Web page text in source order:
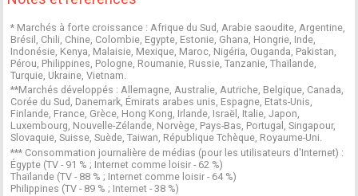
* Marchés à forte croissance : Afrique du Sud, Arabie saoudite, Argentine,
Brésil, Chili, Chine, Colombie, Egypte, Estonie, Ghana, Hongrie, Inde,
Indonésie, Kenya, Malaisie, Mexique, Maroc, Nigéria, Ouganda, Pakistan,
Pérou, Philippines, Pologne, Roumanie, Russie, Tanzanie, Thaïlande,
Turquie, Ukraine, Vietnam.
**Marchés développés : Allemagne, Australie, Autriche, Belgique, Canada,
Corée du Sud, Danemark, Émirats arabes unis, Espagne, Etats-Unis,
Finlande, France, Grèce, Hong Kong, Irlande, Israël, Italie, Japon,
Luxembourg, Nouvelle-Zélande, Norvège, Pays-Bas, Portugal, Singapour,
Slovaquie, Suisse, Suède, Taiwan, République Tchèque, Royaume-Uni.
*** Consommation journalière de médias (pour les utilisateurs d'Internet) :
Égypte (TV - 91 % ; Internet comme loisir - 62 %)
Thaïlande (TV - 88 % ; Internet comme loisir - 64 %)
Philippines (TV - 89 % ; Internet - 38 %)